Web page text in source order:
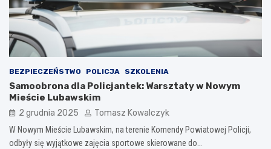
BEZPIECZEŃSTWO POLICJA SZKOLENIA
Samoobrona dla Policjantek: Warsztaty w Nowym
Mieście Lubawskim
2 grudnia 2025 Tomasz Kowalczyk
W Nowym Mieście Lubawskim, na terenie Komendy Powiatowej Policji,
odbyły się wyjątkowe zajęcia sportowe skierowane do…